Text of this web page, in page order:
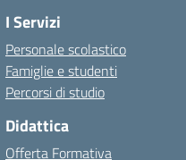
I Servizi
Personale scolastico
Famiglie e studenti
Percorsi di studio
Didattica
Offerta Formativa